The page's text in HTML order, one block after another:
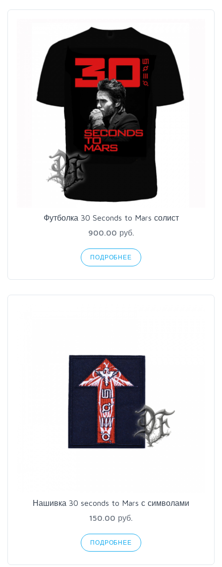
Футболка 30 Seconds to Mars солист
900.00 руб.
ПОДРОБНЕЕ
Нашивка 30 seconds to Mars с символами
150.00 руб.
ПОДРОБНЕЕ